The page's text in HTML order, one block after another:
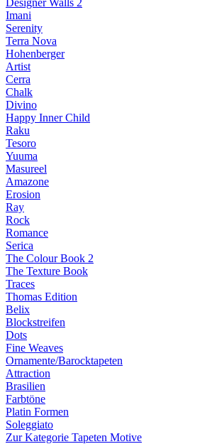
Designer Walls 2
Imani
Serenity
Terra Nova
Hohenberger
Artist
Cerra
Chalk
Divino
Happy Inner Child
Raku
Tesoro
Yuuma
Masureel
Amazone
Erosion
Ray
Rock
Romance
Serica
The Colour Book 2
The Texture Book
Traces
Thomas Edition
Belix
Blockstreifen
Dots
Fine Weaves
Ornamente/Barocktapeten
Attraction
Brasilien
Farbtöne
Platin Formen
Soleggiato
Zur Kategorie Tapeten Motive